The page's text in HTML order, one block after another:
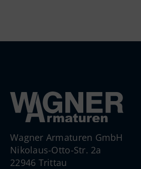
Wagner Armaturen GmbH
Nikolaus-Otto-Str. 2a
22946 Trittau